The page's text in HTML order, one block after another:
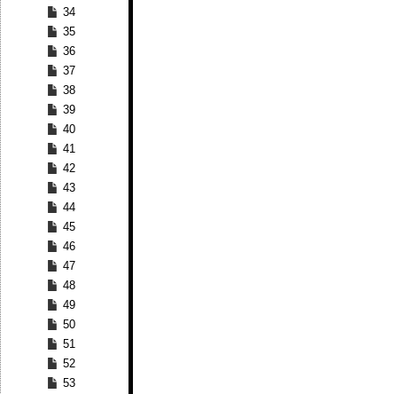
34
35
36
37
38
39
40
41
42
43
44
45
46
47
48
49
50
51
52
53